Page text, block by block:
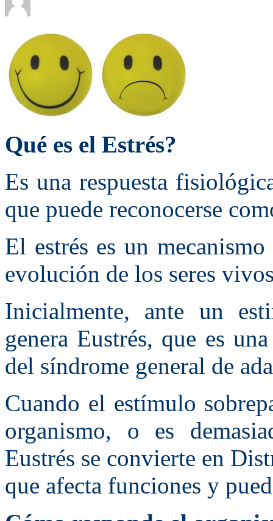
Qué es el Estrés?
Es una respuesta
que puede reconocerse
El estrés es un
evolución de los seres
Inicialmente, ante un
genera Eustrés, que es
del síndrome general de
Cuando el estímulo
organismo, o es
Eustrés se convierte en
que afecta funciones y